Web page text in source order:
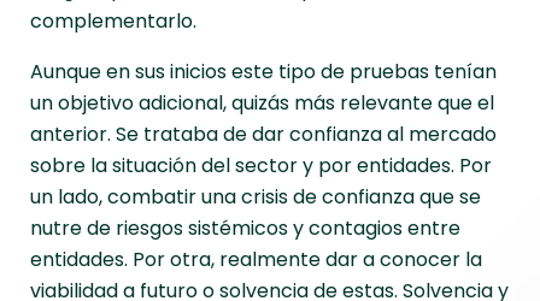
complementarlo.
Aunque en sus inicios este tipo de pruebas tenían
un objetivo adicional, quizás más relevante que el
anterior. Se trataba de dar confianza al mercado
sobre la situación del sector y por entidades. Por
un lado, combatir una crisis de confianza que se
nutre de riesgos sistémicos y contagios entre
entidades. Por otra, realmente dar a conocer la
viabilidad a futuro o solvencia de estas. Solvencia y